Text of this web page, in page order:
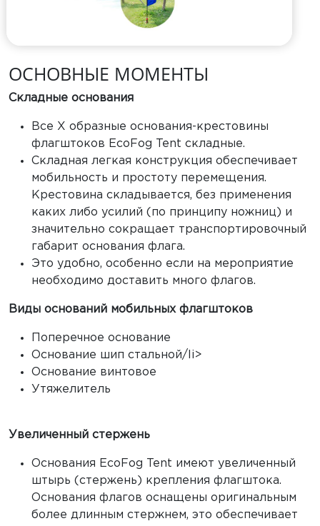
ОСНОВНЫЕ МОМЕНТЫ
Складные основания
Все Х образные основания-крестовины
флагштоков EcoFog Tent складные.
Складная легкая конструкция обеспечивает
мобильность и простоту перемещения.
Крестовина складывается, без применения
каких либо усилий (по принципу ножниц) и
значительно сокращает транспортировочный
габарит основания флага.
Это удобно, особенно если на мероприятие
необходимо доставить много флагов.
Виды оснований мобильных флагштоков
Поперечное основание
Основание шип стальной/li>
Основание винтовое
Утяжелитель
Увеличенный стержень
Основания EcoFog Tent имеют увеличенный
штырь (стержень) крепления флагштока.
Основания флагов оснащены оригинальным
более длинным стержнем, это обеспечивает